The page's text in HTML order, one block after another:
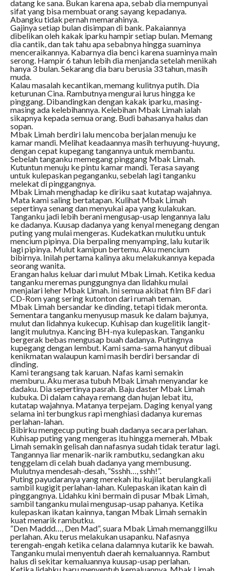
datang ke sana. Bukan karena apa, sebab dia mempunyai
sifat yang bisa membuat orang sayang kepadanya.
Abangku tidak pernah memarahinya.
Gajinya setiap bulan disimpan di bank. Pakaiannya
dibelikan oleh kakak iparku hampir setiap bulan. Memang
dia cantik, dan tak tahu apa sebabnya hingga suaminya
menceraikannya. Kabarnya dia benci karena suaminya main
serong. Hampir 6 tahun lebih dia menjanda setelah menikah
hanya 3 bulan. Sekarang dia baru berusia 33 tahun, masih
muda.
Kalau masalah kecantikan, memang kulitnya putih. Dia
keturunan Cina. Rambutnya mengurai lurus hingga ke
pinggang. Dibandingkan dengan kakak iparku, masing-
masing ada kelebihannya. Kelebihan Mbak Limah ialah
sikapnya kepada semua orang. Budi bahasanya halus dan
sopan.
Mbak Limah berdiri lalu mencoba berjalan menuju ke
kamar mandi. Melihat keadaannya masih terhuyung-huyung,
dengan cepat kupegang tangannya untuk membantu.
Sebelah tanganku memegang pinggang Mbak Limah.
Kutuntun menuju ke pintu kamar mandi. Terasa sayang
untuk kulepaskan peganganku, sebelah lagi tanganku
melekat di pinggangnya.
Mbak Limah menghadap ke diriku saat kutatap wajahnya.
Mata kami saling bertatapan. Kulihat Mbak Limah
sepertinya senang dan menyukai apa yang kulakukan.
Tanganku jadi lebih berani mengusap-usap lengannya lalu
ke dadanya. Kuusap dadanya yang kenyal menegang dengan
puting yang mulai mengeras. Kudekatkan mulutku untuk
mencium pipinya. Dia berpaling menyamping, lalu kutarik
lagi pipinya. Mulut kamipun bertemu. Aku mencium
bibirnya. Inilah pertama kalinya aku melakukannya kepada
seorang wanita.
Erangan halus keluar dari mulut Mbak Limah. Ketika kedua
tanganku meremas punggungnya dan lidahku mulai
menjalari leher Mbak Limah. Ini semua akibat film BF dari
CD-Rom yang sering kutonton dari rumah teman.
Mbak Limah bersandar ke dinding, tetapi tidak meronta.
Sementara tanganku menyusup masuk ke dalam bajunya,
mulut dan lidahnya kukecup. Kuhisap dan kugelitik langit-
langit mulutnya. Kancing BH-nya kulepaskan. Tanganku
bergerak bebas mengusap buah dadanya. Putingnya
kupegang dengan lembut. Kami sama-sama hanyut dibuai
kenikmatan walaupun kami masih berdiri bersandar di
dinding.
Kami terangsang tak karuan. Nafas kami semakin
memburu. Aku merasa tubuh Mbak Limah menyandar ke
dadaku. Dia sepertinya pasrah. Baju daster Mbak Limah
kubuka. Di dalam cahaya remang dan hujan lebat itu,
kutatap wajahnya. Matanya terpejam. Daging kenyal yang
selama ini terbungkus rapi menghiasi dadanya kuremas
perlahan-lahan.
Bibirku mengecup puting buah dadanya secara perlahan.
Kuhisap puting yang mengeras itu hingga memerah. Mbak
Limah semakin gelisah dan nafasnya sudah tidak teratur lagi.
Tangannya liar menarik-narik rambutku, sedangkan aku
tenggelam di celah buah dadanya yang membusung.
Mulutnya mendesah-desah, “Ssshh…, sshh!”.
Puting payudaranya yang merekah itu kujilat berulangkali
sambil kugigit perlahan-lahan. Kulepaskan ikatan kain di
pinggangnya. Lidahku kini bermain di pusar Mbak Limah,
sambil tanganku mulai mengusap-usap pahanya. Ketika
kulepaskan ikatan kainnya, tangan Mbak Limah semakin
kuat menarik rambutku.
“Den Maddd…, Den Mad”, suara Mbak Limah memanggilku
perlahan. Aku terus melakukan usapanku. Nafasnya
terengah-engah ketika celana dalamnya kutarik ke bawah.
Tanganku mulai menyentuh daerah kemaluannya. Rambut
halus di sekitar kemaluannya kuusap-usap perlahan.